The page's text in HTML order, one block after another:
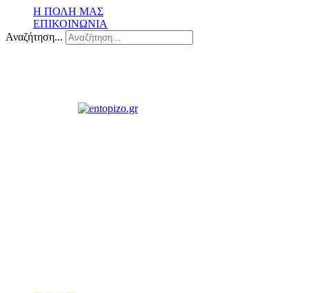
Η ΠΟΛΗ ΜΑΣ
ΕΠΙΚΟΙΝΩΝΙΑ
Αναζήτηση...